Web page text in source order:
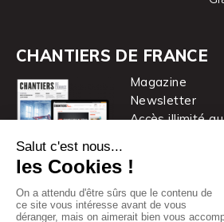
CHANTIERS DE FRANCE
Magazine
Newsletter
Accès illimité